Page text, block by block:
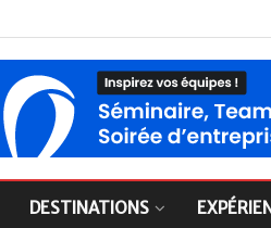
DESTINATIONS